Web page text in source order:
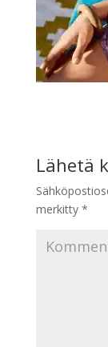
Lähetä
merkitty *